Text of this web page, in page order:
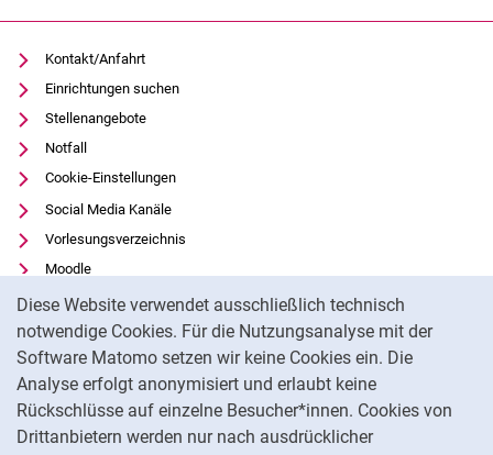
Diese Website verwendet ausschließlich technisch
notwendige Cookies. Für die Nutzungsanalyse mit der
Software Matomo setzen wir keine Cookies ein. Die
Analyse erfolgt anonymisiert und erlaubt keine
Rückschlüsse auf einzelne Besucher*innen. Cookies von
Drittanbietern werden nur nach ausdrücklicher
Kontakt/Anfahrt
Einrichtungen suchen
Stellenangebote
Notfall
Cookie-Einstellungen
Social Media Kanäle
Vorlesungsverzeichnis
Moodle
Panopto
Universitätsbibliothek
Datenschutz
Barrierefreiheit
Transparenter KI-Einsatz